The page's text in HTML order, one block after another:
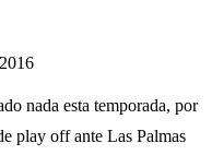
nada esta temporada, por
play off ante Las Palmas